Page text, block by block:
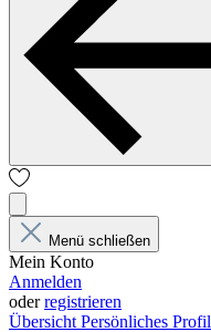
Menü schließen
Mein Konto
Anmelden
oderregistrieren
Übersicht Persönliches Profil